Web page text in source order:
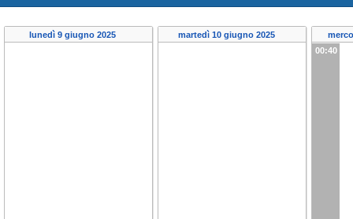
lunedì 9 giugno 2025 martedì 10 giugno 2025
00:40